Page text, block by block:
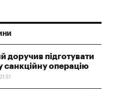
доручив підготувати
санкційну операцію
21:51